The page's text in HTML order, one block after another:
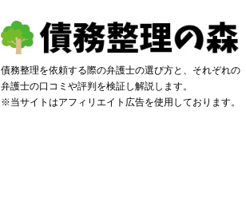
債務整理を依頼する際の弁護士の選び方と、それぞれの
弁護士の口コミや評判を検証し解説します。
※当サイトはアフィリエイト広告を使用しております。